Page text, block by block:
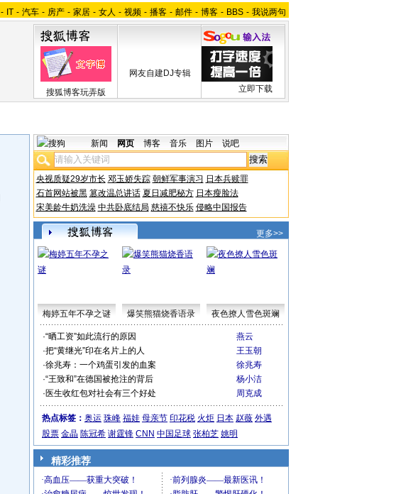
- IT - 汽车 - 房产 - 家居 - 女人 - 视频 - 播客 - 邮件 - 博客 - BBS - 我说两句
搜狐博客玩弄版
网友自建DJ专辑
立即下载
新闻 网页 博客 音乐 图片 说吧
央视质疑29岁市长 邓玉娇失踪 朝鲜军事演习 日本兵赎罪
石首网站被黑 篡改温总讲话 夏日减肥秘方 日本瘦脸法
宋美龄牛奶洗澡 中共卧底结局 慈禧不快乐 侵略中国报告
更多>>
梅婷五年不孕之谜 爆笑熊猫烧香语录 夜色撩人雪色斑斓
·“晒工资”如此流行的原因
燕云
·把“黄继光”印在名片上的人
王玉朝
·徐兆寿：一个鸡蛋引发的血案
徐兆寿
·“王致和”在德国被抢注的背后
杨小洁
· 医生收红包对社会有三个好处 周克成
热点标签： 奥运 珠峰 福娃 母亲节 印花税 火炬 日本 赵薇 外遇
股票 金晶 陈冠希 谢霆锋 CNN 中国足球 张柏芝 姚明
精彩推荐